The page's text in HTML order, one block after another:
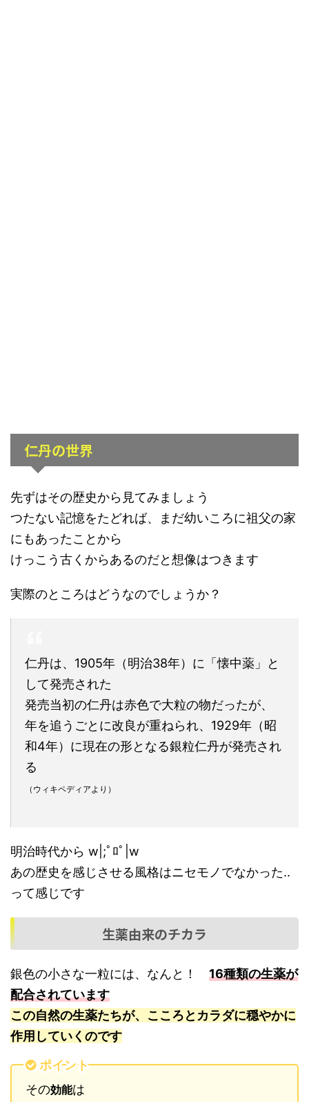
仁丹の世界
先ずはその歴史から見てみましょう
つたない記憶をたどれば、まだ幼いころに祖父の家
にもあったことから
けっこう古くからあるのだと想像はつきます
実際のところはどうなのでしょうか？
仁丹は、1905年（明治38年）に「懐中薬」と
して発売された
発売当初の仁丹は赤色で大粒の物だったが、
年を追うごとに改良が重ねられ、1929年（昭
和4年）に現在の形となる銀粒仁丹が発売され
る
（ウィキペディアより）
明治時代から w|;ﾟﾛﾟ|w
あの歴史を感じさせる風格はニセモノでなかった..
って感じです
生薬由来のチカラ
銀色の小さな一粒には、なんと！ 16種類の生薬が
配合されています
この自然の生薬たちが、こころとカラダに穏やかに
作用していくのです
ポイント
その効能は